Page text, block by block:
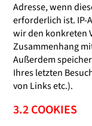
Adresse, wenn
erforderlich ist. IP-
wir den konkreten
Zusammenhang
Außerdem
Ihres letzten
von Links etc.).
3.2 COOKIES